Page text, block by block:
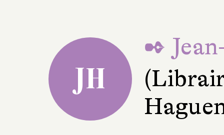
JH
✒